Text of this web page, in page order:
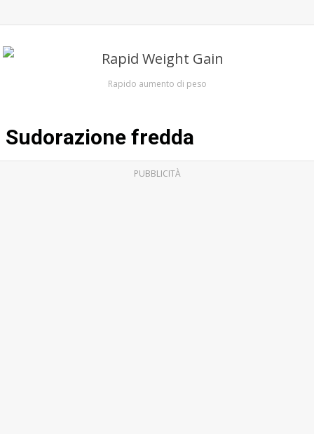
Rapido aumento di peso
Sudorazione fredda
PUBBLICITÀ